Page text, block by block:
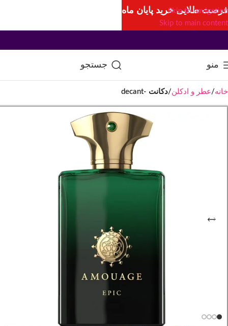
Skip to navigation
Skip to main content
منو جستجو
خانه عطر و ادکلن دکانت -decant
فرصت طلایی خرید پایان ماه